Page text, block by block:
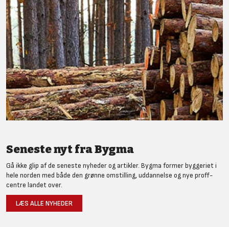
Seneste nyt fra Bygma
Gå ikke glip af de seneste nyheder og artikler. Bygma former byggeriet i
hele norden med både den grønne omstilling, uddannelse og nye proff-
centre landet over.
LÆS ALLE NYHEDER